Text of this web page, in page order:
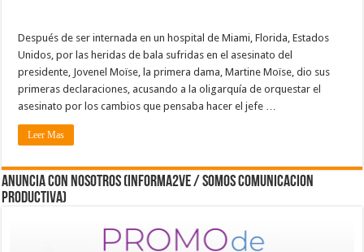
Después de ser internada en un hospital de Miami, Florida, Estados
Unidos, por las heridas de bala sufridas en el asesinato del
presidente, Jovenel Moïse, la primera dama, Martine Moïse, dio sus
primeras declaraciones, acusando a la oligarquía de orquestar el
asesinato por los cambios que pensaba hacer el jefe …
Leer Mas
ANUNCIA CON NOSOTROS (Informa2ve / Somos Comunicacion
Productiva)